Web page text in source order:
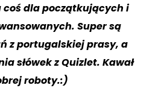
coś dla początkujących i
Super są
z portugalskiej prasy, a
słówek z Quizlet. Kawał
roboty.:)